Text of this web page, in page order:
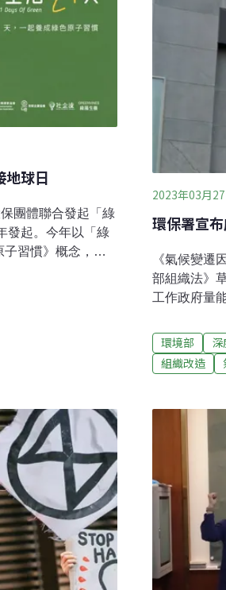
地球日
團體聯合發起「綠
發起。今年以「綠
習慣》概念，邀
積成複利「綠色生
試一個簡單的綠色
萬個綠色行動數為
2023年03月
環保署宣
《氣候變遷
部組織法》
工作政府量
12項氣候法
署：屬暫行
署評估共有
署組織改造
交付黨團協
負責擬定及
環境部
組織改造